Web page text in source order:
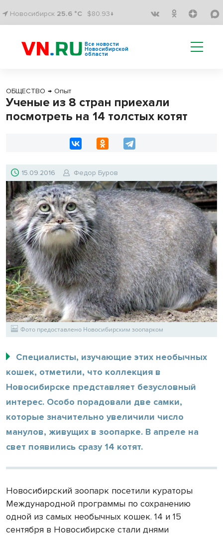
Новосибирск 25.6 °C $80.93↓
Все новости
Новосибирской
области
ОБЩЕСТВО → Опыт
Ученые из 8 стран приехали
посмотреть на 14 толстых котят
15.09.2016 Федор Буров
Фото предоставлено Новосибирским зоопарком
Специалисты, изучающие этих необычных
кошек, отметили, что коллекция в
Новосибирске представляет безусловный
интерес. Особо порадовали две самки,
которые значительно увеличили число
манулов, живущих в зоопарке. В апреле на
свет появились сразу 14 котят.
Новосибирский зоопарк посетили кураторы
Международной программы по сохранению
одной из самых необычных кошек. 14 и 15
сентября в Новосибирске стали днями